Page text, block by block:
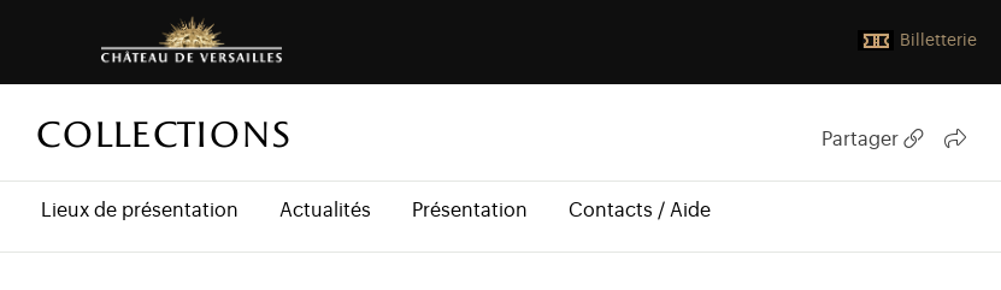
Billetterie
COLLECTIONS Partager
Lieux de présentation Actualités Présentation Contacts / Aide